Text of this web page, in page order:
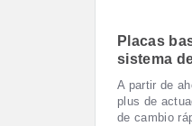
Placas
sistema
A partir de
plus de
de cambio